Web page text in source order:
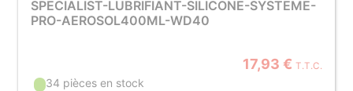
SPECIALIST-LUBRIFIANT-SILICONE-SYSTEME-
PRO-AEROSOL400ML-WD40
17,93 € T.T.C.
34 pièces en stock